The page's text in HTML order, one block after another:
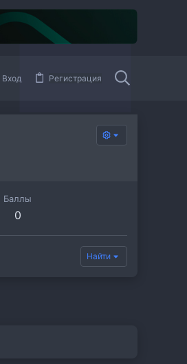
Вход Регистрация
Баллы
0
Найти